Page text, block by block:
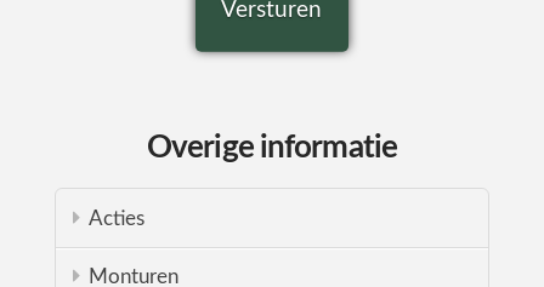
Overige informatie
Acties
Monturen